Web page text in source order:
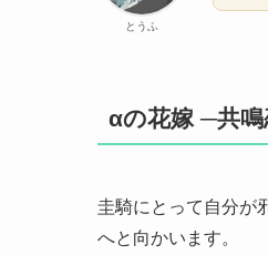
とうふ
αの花嫁 ─共
圭騎にとって自分が
へと向かいます。